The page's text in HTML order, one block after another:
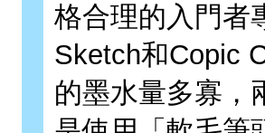
格合理的入門者
Sketch和Copic
的墨水量多寡，